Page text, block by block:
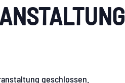
geschlossen.